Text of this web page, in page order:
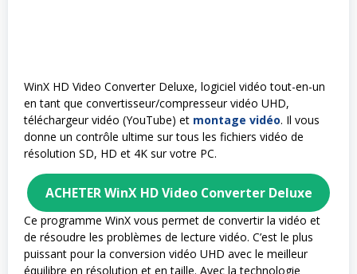
WinX HD Video Converter Deluxe, logiciel vidéo tout-en-un
en tant que convertisseur/compresseur vidéo UHD,
téléchargeur vidéo (YouTube) et montage vidéo. Il vous
donne un contrôle ultime sur tous les fichiers vidéo de
résolution SD, HD et 4K sur votre PC.
ACHETER WinX HD Video Converter Deluxe
Ce programme WinX vous permet de convertir la vidéo et
de résoudre les problèmes de lecture vidéo. C’est le plus
puissant pour la conversion vidéo UHD avec le meilleur
équilibre en résolution et en taille. Avec la technologie